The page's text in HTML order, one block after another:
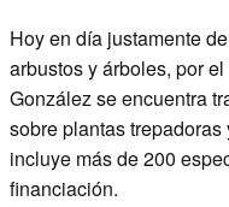
Hoy en día justamente
arbustos y árboles, por
González se encuentra
sobre plantas
incluye más de 200
financiación.